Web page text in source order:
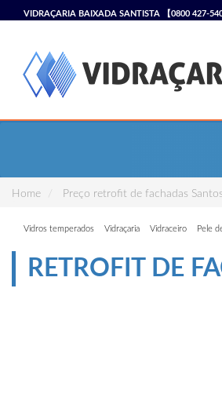
VIDRAÇARIA BAIXADA SANTISTA 【0800 427-
Home Preço retrofit de fachadas Santos
Vidros temperados Vidraçaria Vidraceiro Pele
RETROFIT DE